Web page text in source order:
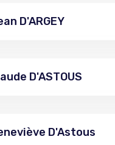
D'ARGEY
D'ASTOUS
D'Astous